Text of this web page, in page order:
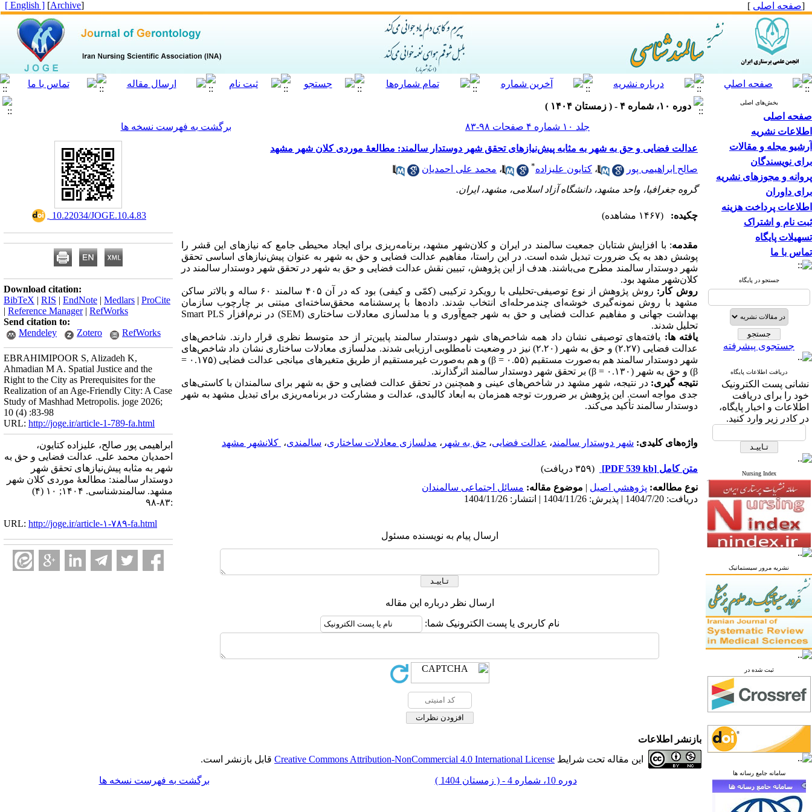
[صفحه اصلی ]
[
Archive
]
[ English ]
بخش‌های اصلی
صفحه اصلی
اطلاعات نشریه
آرشیو مجله و مقالات
برای نویسندگان
پروانه و مجوزهای نشریه
برای داوران
اطلاعات پرداخت هزینه
ثبت نام و اشتراک
تسهیلات پایگاه
تماس با ما
جستجو در پایگاه
جستجوی پیشرفته
دریافت اطلاعات پایگاه
نشانی پست الکترونیک
خود را برای دریافت
اطلاعات و اخبار پایگاه،
در کادر زیر وارد کنید.
Nursing Index
نشریه مرور سیستماتیک
ثبت شده در
سامانه جامع رسانه ها
دوره ۱۰، شماره ۴ - ( زمستان ۱۴۰۴ )
جلد ۱۰ شماره ۴ صفحات ۹۸-۸۳
برگشت به فهرست نسخه ها
عدالت فضایی و حق به شهر به مثابه پیش‌نیازهای تحقق شهر دوستدار سالمند: مطالعۀ موردی کلان ‌شهر مشهد
صالح ابراهیمی پور ، کتایون علیزاده* ، محمد علی احمدیان
گروه جغرافیا، واحد مشهد، دانشگاه آزاد اسلامی، مشهد، ایران.
چکیده: (۱۴۶۷ مشاهده)
مقدمه: با افزایش شتابان جمعیت سالمند در ایران و کلان‌شهر مشهد، برنامه‌ریزی برای ایجاد محیطی جامع که نیازهای این قشر را
پوشش دهد به یک ضرورت تبدیل شده است. در این راستا، مفاهیم عدالت فضایی و حق به شهر به عنوان پیش‌نیازهای اساسی تحقق
شهر دوستدار سالمند مطرح می‌باشند. هدف از این پژوهش، تبیین نقش عدالت فضایی و حق به شهر در تحقق شهر دوستدار سالمند در
کلان‌شهر مشهد بود.
روش کار:
روش پژوهش از نوع توصیفی-تحلیلی با رویکرد ترکیبی (کمّی و کیفی) بود که در آن ۴۰۵ سالمند ۶۰ ساله و بالاتر ساکن
مشهد با روش نمونه‌گیری خوشه‌ای چندمرحله‌ای انتخاب شدند. داده‌ها با پرسشنامه محقق‌ساخته‌ای مبتنی بر چارچوب سازمان
بهداشت جهانی و مفاهیم عدالت فضایی و حق به شهر جمع‌آوری و با مدلسازی معادلات ساختاری (SEM) در نرم‌افزار Smart PLS
تحلیل شدند.
یافته ها: یافته‌های توصیفی نشان داد همه شاخص‌های شهر دوستدار سالمند پایین‌تر از حد متوسط نظری قرار دارند. شاخص‌های
عدالت فضایی (۲.۲۷) و حق به شهر (۲.۲۰) نیز در وضعیت نامطلوبی ارزیابی شدند. مدلسازی معادلات ساختاری نشان داد شاخص‌های
شهر دوستدار سالمند هم به‌صورت مستقیم (۰.۵۵ =
β) و هم به‌صورت غیرمستقیم از طریق متغیرهای میانجی عدالت فضایی (۰.۱۷۵ =
β) و حق به شهر (۰.۱۳۰ = β) بر تحقق شهر دوستدار سالمند اثرگذارند.
نتیجه گیری: در نتیجه، شهر مشهد در شاخص‌های عینی و همچنین در تحقق عدالت فضایی و حق به شهر برای سالمندان با کاستی‌های
جدی مواجه است. این پژوهش بر ضرورت توجه همزمان به ابعاد کالبدی، عدالت و مشارکت در برنامه‌ریزی برای تبدیل مشهد به شهر
دوستدار سالمند تأکید می‌کند.
واژه‌های کلیدی: شهر دوستدار سالمند، عدالت فضایی، حق به شهر ، مدلسازی معادلات ساختاری، سالمندی، ‌ کلانشهر مشهد
متن کامل [PDF 539 kb]
(۳۵۹ دریافت)
نوع مطالعه: پژوهشي اصیل | موضوع مقاله: مسائل اجتماعی سالمندان
دریافت: 1404/7/20 | پذیرش: 1404/11/26 | انتشار: 1404/11/26
ارسال پیام به نویسنده مسئول
ارسال نظر درباره این مقاله
نام کاربری یا پست الکترونیک شما:
‎ 10.22034/JOGE.10.4.83
Download citation:
BibTeX | RIS | EndNote | Medlars | ProCite
| Reference Manager| RefWorks
Send citation to:
Mendeley
Zotero RefWorks
EBRAHIMIPOOR S, Alizadeh K,
Ahmadian M A. Spatial Justice and the
Right to the City as Prerequisites for the
Realization of an Age-Friendly City: A Case
Study of Mashhad Metropolis. joge 2026;
10 (4) :83-98
URL: http://joge.ir/article-1-789-fa.html
ابراهیمی پور صالح، علیزاده کتایون،
احمدیان محمد علی. عدالت فضایی و حق به
شهر به مثابه پیش‌نیازهای تحقق شهر
دوستدار سالمند: مطالعۀ موردی کلان ‌شهر
مشهد. سالمندشناسی. ۱۴۰۴; ۱۰ (۴)
:۸۳-۹۸
URL: http://joge.ir/article-۱-۷۸۹-fa.html
بازنشر اطلاعات
این مقاله تحت شرایط Creative Commons Attribution-NonCommercial 4.0 International License قابل بازنشر است.
دوره 10، شماره 4 - ( زمستان 1404 ) برگشت به فهرست نسخه ها